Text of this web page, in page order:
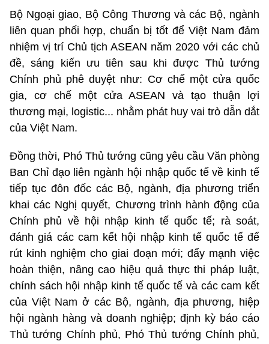
Bộ Ngoại giao, Bộ Công Thương và các Bộ, ngành
liên quan phối hợp, chuẩn bị tốt để Việt Nam đảm
nhiệm vị trí Chủ tịch ASEAN năm 2020 với các chủ
đề, sáng kiến ưu tiên sau khi được Thủ tướng
Chính phủ phê duyệt như: Cơ chế một cửa quốc
gia, cơ chế một cửa ASEAN và tạo thuận lợi
thương mại, logistic... nhằm phát huy vai trò dẫn dắt
của Việt Nam.
Đồng thời, Phó Thủ tướng cũng yêu cầu Văn phòng
Ban Chỉ đạo liên ngành hội nhập quốc tế về kinh tế
tiếp tục đôn đốc các Bộ, ngành, địa phương triển
khai các Nghị quyết, Chương trình hành động của
Chính phủ về hội nhập kinh tế quốc tế; rà soát,
đánh giá các cam kết hội nhập kinh tế quốc tế để
rút kinh nghiệm cho giai đoạn mới; đẩy mạnh việc
hoàn thiện, nâng cao hiệu quả thực thi pháp luật,
chính sách hội nhập kinh tế quốc tế và các cam kết
của Việt Nam ở các Bộ, ngành, địa phương, hiệp
hội ngành hàng và doanh nghiệp; định kỳ báo cáo
Thủ tướng Chính phủ, Phó Thủ tướng Chính phủ,